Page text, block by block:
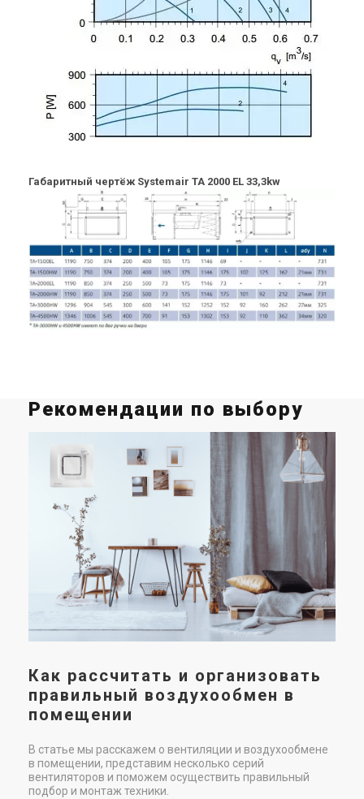
Габаритный чертёж Systemair TA 2000 EL 33,3kw
Рекомендации по выбору
Как рассчитать и организовать
правильный воздухообмен в
помещении
В статье мы расскажем о вентиляции и воздухообмене
в помещении, представим несколько серий
вентиляторов и поможем осуществить правильный
подбор и монтаж техники.